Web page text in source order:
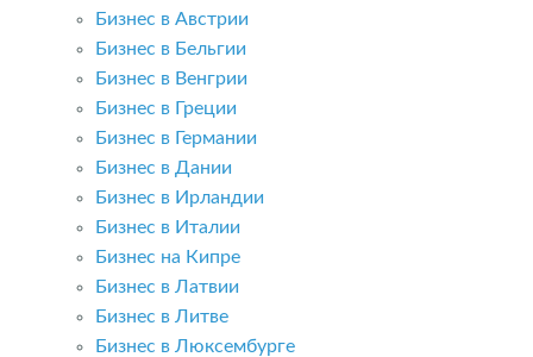
Бизнес в Австрии
Бизнес в Бельгии
Бизнес в Венгрии
Бизнес в Греции
Бизнес в Германии
Бизнес в Дании
Бизнес в Ирландии
Бизнес в Италии
Бизнес на Кипре
Бизнес в Латвии
Бизнес в Литве
Бизнес в Люксембурге